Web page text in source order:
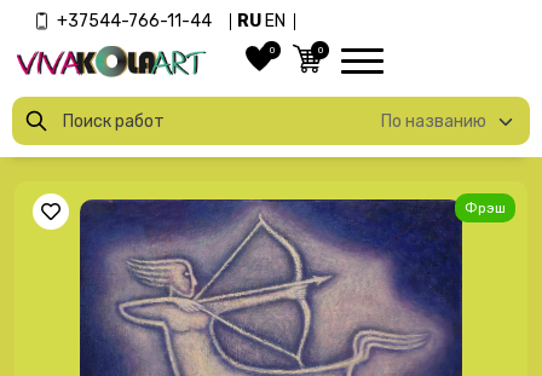
+37544-766-11-44 RU EN
0 0
Фрэш